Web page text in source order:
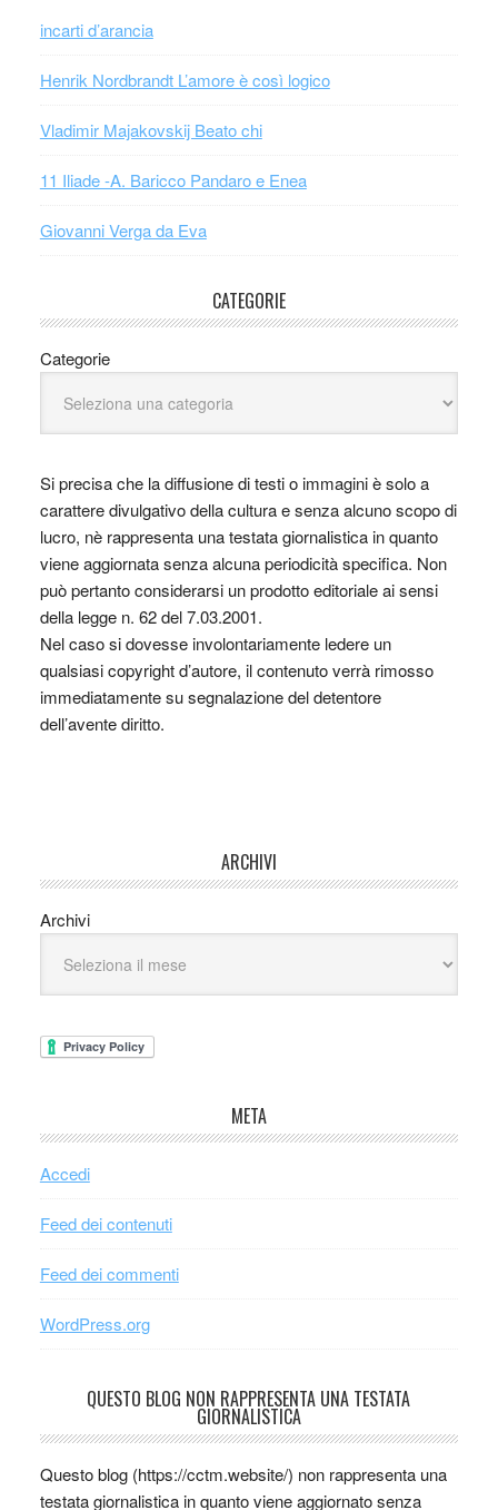
incarti d’arancia
Henrik Nordbrandt L’amore è così logico
Vladimir Majakovskij Beato chi
11 Iliade -A. Baricco Pandaro e Enea
Giovanni Verga da Eva
CATEGORIE
Categorie
Si precisa che la diffusione di testi o immagini è solo a
carattere divulgativo della cultura e senza alcuno scopo di
lucro, nè rappresenta una testata giornalistica in quanto
viene aggiornata senza alcuna periodicità specifica. Non
può pertanto considerarsi un prodotto editoriale ai sensi
della legge n. 62 del 7.03.2001.
Nel caso si dovesse involontariamente ledere un
qualsiasi copyright d’autore, il contenuto verrà rimosso
immediatamente su segnalazione del detentore
dell’avente diritto.
ARCHIVI
Archivi
META
Accedi
Feed dei contenuti
Feed dei commenti
WordPress.org
QUESTO BLOG NON RAPPRESENTA UNA TESTATA
GIORNALISTICA
Questo blog (https://cctm.website/) non rappresenta una
testata giornalistica in quanto viene aggiornato senza